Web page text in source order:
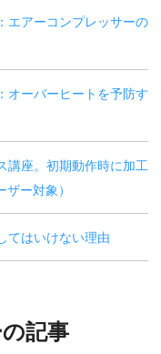
エアーコンプレッサーの
オーバーヒートを予防す
講座。初期動作時に加工
ー対象）
てはいけない理由
記事